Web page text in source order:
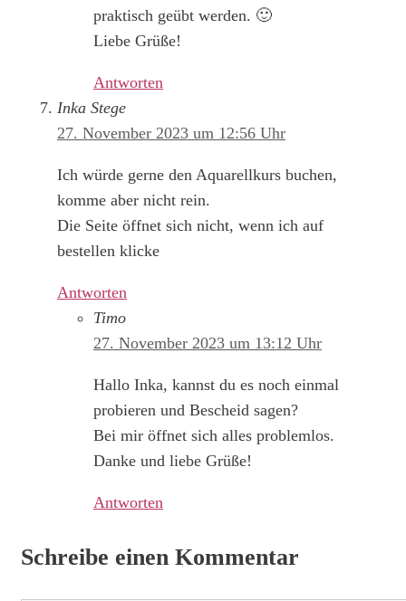
praktisch geübt werden. 🙂
Liebe Grüße!
Antworten
Inka Stege
27. November 2023 um 12:56 Uhr
Ich würde gerne den Aquarellkurs buchen,
komme aber nicht rein.
Die Seite öffnet sich nicht, wenn ich auf
bestellen klicke
Antworten
Timo
27. November 2023 um 13:12 Uhr
Hallo Inka, kannst du es noch einmal
probieren und Bescheid sagen?
Bei mir öffnet sich alles problemlos.
Danke und liebe Grüße!
Antworten
Schreibe einen Kommentar